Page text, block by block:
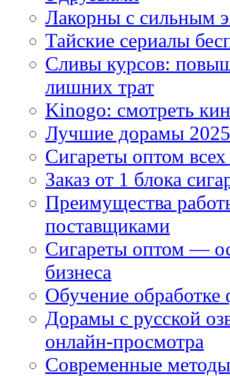
Лакорны с сильным
Тайские сериалы
Сливы курсов:
лишних трат
Kinogo: смотреть
Лучшие дорамы
Сигареты оптом
Заказ от 1 блока
Преимущества
поставщиками
Сигареты оптом —
бизнеса
Обучение
Дорамы с русской
онлайн-просмотра
Современные